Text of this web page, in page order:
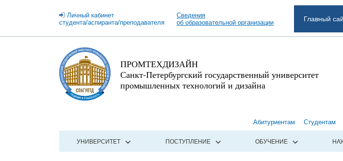
Личный кабинет
студента/аспиранта/преподавателя
Сведения
об образовательной организации
Главный
ПРОМТЕХДИЗАЙН
Санкт-Петербургский государственный университет
промышленных технологий и дизайна
Абитуриентам Студентам
УНИВЕРСИТЕТ ПОСТУПЛЕНИЕ ОБУЧЕНИЕ